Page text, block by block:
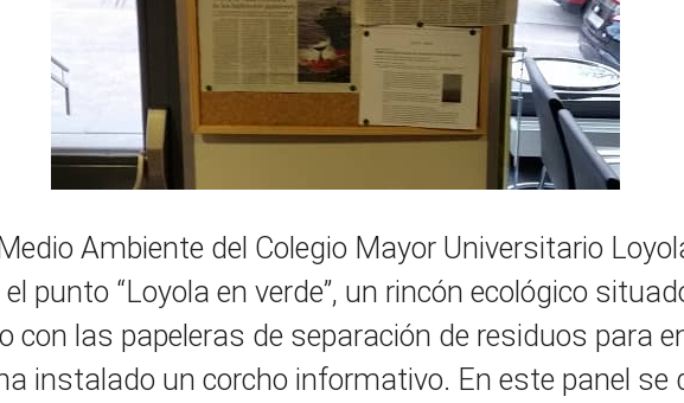
Ambiente del Colegio Mayor Universitario
punto “Loyola en verde”, un rincón ecológico
con las papeleras de separación de residuos para
instalado un corcho informativo. En este panel